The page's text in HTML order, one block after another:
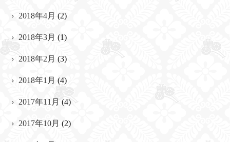
2018年4月 (2)
2018年3月 (1)
2018年2月 (3)
2018年1月 (4)
2017年11月 (4)
2017年10月 (2)